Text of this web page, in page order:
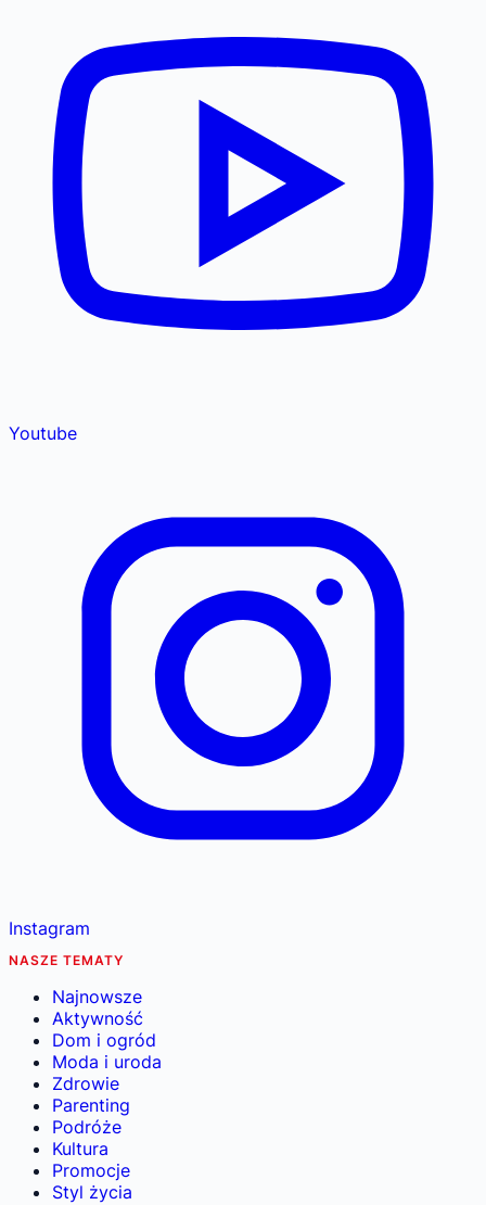
Youtube
Instagram
NASZE TEMATY
Najnowsze
Aktywność
Dom i ogród
Moda i uroda
Zdrowie
Parenting
Podróże
Kultura
Promocje
Styl życia